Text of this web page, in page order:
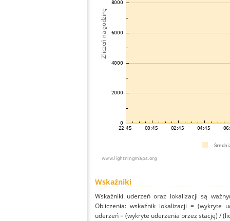
Wskaźniki
Wskaźniki uderzeń oraz lokalizacji są
Obliczenia: wskaźnik lokalizacji = (wykryte
uderzeń = (wykryte uderzenia przez stację) /